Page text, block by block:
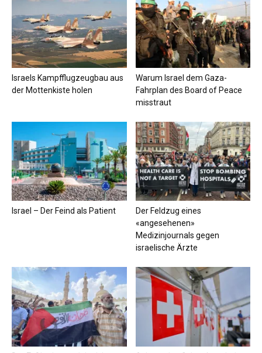
Israels Kampfflugzeugbau aus
der Mottenkiste holen
Warum Israel dem Gaza-
Fahrplan des Board of Peace
misstraut
Israel – Der Feind als Patient
Der Feldzug eines
«angesehenen»
Medizinjournals gegen
israelische Ärzte